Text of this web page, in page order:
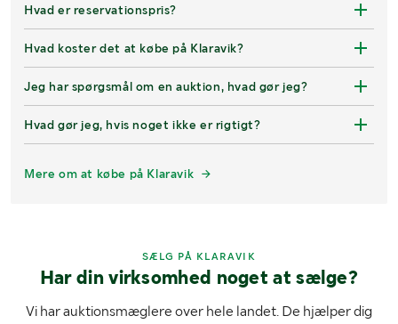
Hvad er reservationspris?
Hvad koster det at købe på Klaravik?
Jeg har spørgsmål om en auktion, hvad gør jeg?
Hvad gør jeg, hvis noget ikke er rigtigt?
Mere om at købe på Klaravik
SÆLG PÅ KLARAVIK
Har din virksomhed noget at sælge?
Vi har auktionsmæglere over hele landet. De hjælper dig